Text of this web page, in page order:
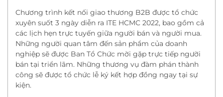
Chương trình kết nối giao thương B2B được tổ chức
xuyên suốt 3 ngày diễn ra ITE HCMC 2022, bao gồm cả
các lịch hẹn trực tuyến giữa người bán và người mua.
Những người quan tâm đến sản phẩm của doanh
nghiệp sẽ được Ban Tổ Chức mời gặp trực tiếp người
bán tại triển lãm. Những thương vụ đàm phán thành
công sẽ được tổ chức lễ ký kết hợp đồng ngay tại sự
kiện.